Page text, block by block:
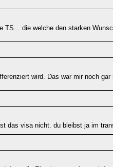
TS... die welche den starken
wird. Das war mir noch gar
das visa nicht. du bleibst ja im